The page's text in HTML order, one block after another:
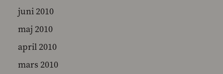
juni 2010
maj 2010
april 2010
mars 2010